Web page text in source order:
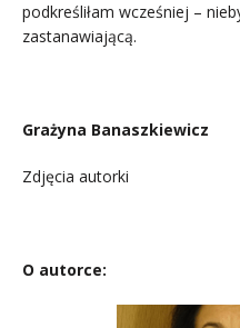
podkreśliłam wcześniej –
zastanawiającą.
Grażyna Banaszkiewicz
Zdjęcia autorki
O autorce: